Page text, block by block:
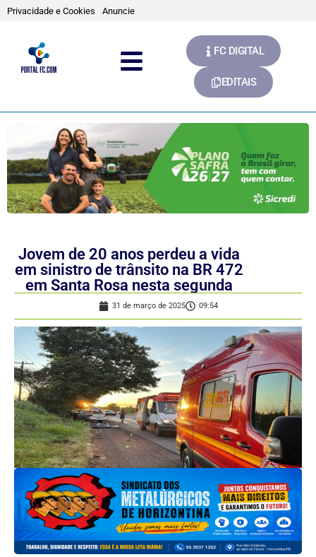
Privacidade e Cookies Anuncie
FC DIGITAL
EDITAIS
Jovem de 20 anos perdeu a vida
em sinistro de trânsito na BR 472
em Santa Rosa nesta segunda
31 de março de 2025 09:54